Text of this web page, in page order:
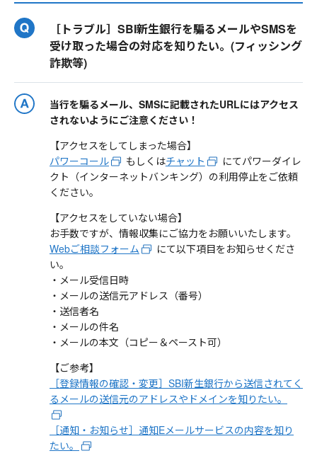
［トラブル］SBI新生銀行を騙るメールやSMSを
受け取った場合の対応を知りたい。(フィッシング
詐欺等)
当行を騙るメール、SMSに記載されたURLにはアクセス
されないようにご注意ください！
【アクセスをしてしまった場合】
パワーコール
もしくはチャット
にてパワーダイレ
クト（インターネットバンキング）の利用停止をご依頼
ください。
【アクセスをしていない場合】
お手数ですが、情報収集にご協力をお願いいたします。
Webご相談フォーム
にて以下項目をお知らせくださ
い。
・メール受信日時
・メールの送信元アドレス（番号）
・送信者名
・メールの件名
・メールの本文（コピー＆ペースト可）
【ご参考】
［登録情報の確認・変更］SBI新生銀行から送信されてく
るメールの送信元のアドレスやドメインを知りたい。
［通知・お知らせ］通知Eメールサービスの内容を知り
たい。